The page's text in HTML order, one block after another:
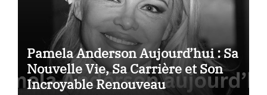
Pamela Anderson Aujourd’hui : Sa
Nouvelle Vie, Sa Carrière et Son
Incroyable Renouveau